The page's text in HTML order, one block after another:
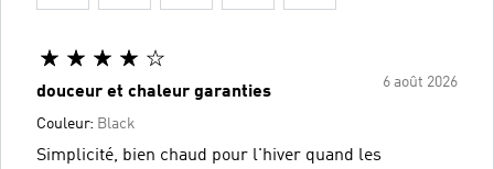
6 août 2026
douceur et chaleur garanties
Couleur: Black
Simplicité, bien chaud pour l'hiver quand les